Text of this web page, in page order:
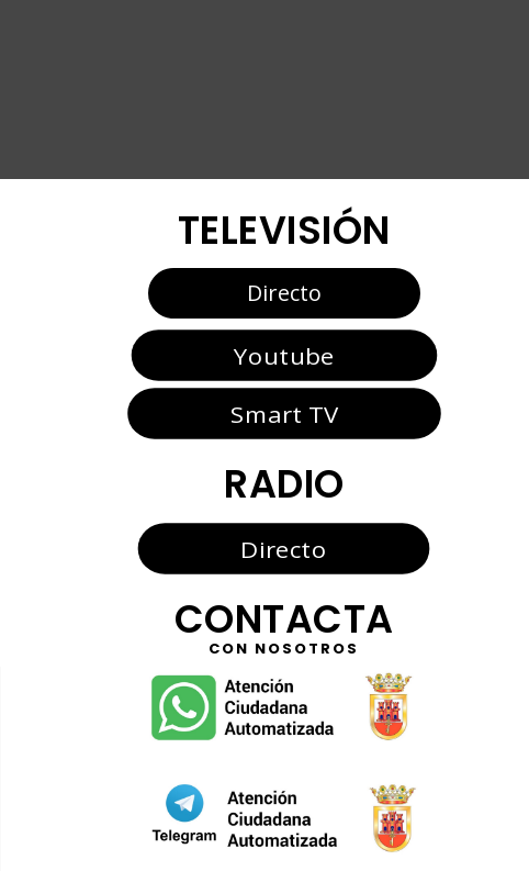
TELEVISIÓN
Directo
Youtube
Smart TV
RADIO
Directo
CONTACTA
CON NOSOTROS